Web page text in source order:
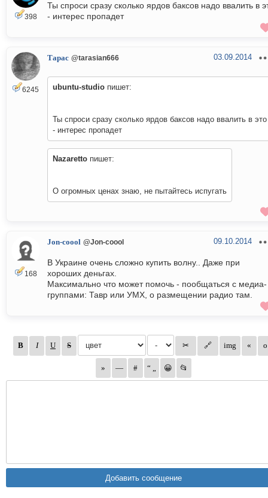
398
Ты спроси сразу сколько ярдов баксов надо ввалить в
- интерес пропадет
6245
Тарас @tarasian666 03.09.2014
ubuntu-studio пишет:
Ты спроси сразу сколько ярдов баксов надо ввалить в это
- интерес пропадет
Nazaretto пишет:
О огромных ценах знаю, не пытайтесь испугать
168
Jon-coool @Jon-coool 09.10.2014
В Украине очень сложно купить волну.. Даже при
хороших деньгах.
Максимально что может помочь - пообщаться с медиа-
группами: Тавр или УМХ, о размещении радио там.